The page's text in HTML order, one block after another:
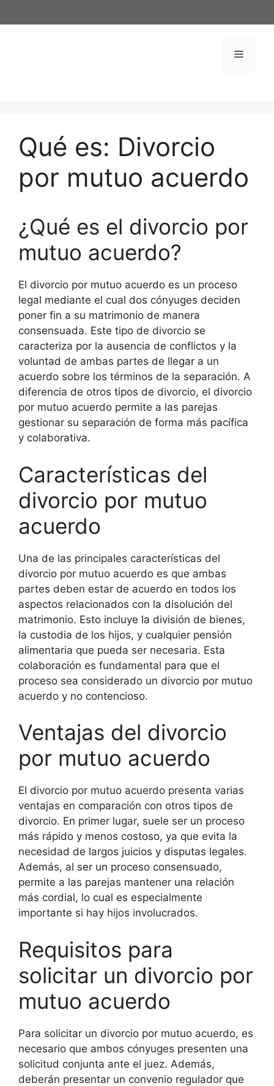
al
Menú
Qué es: Divorcio
por mutuo acuerdo
¿Qué es el divorcio por
mutuo acuerdo?
El divorcio por mutuo acuerdo es un proceso
legal mediante el cual dos cónyuges deciden
poner fin a su matrimonio de manera
consensuada. Este tipo de divorcio se
caracteriza por la ausencia de conflictos y la
voluntad de ambas partes de llegar a un
acuerdo sobre los términos de la separación. A
diferencia de otros tipos de divorcio, el divorcio
por mutuo acuerdo permite a las parejas
gestionar su separación de forma más pacífica
y colaborativa.
Características del
divorcio por mutuo
acuerdo
Una de las principales características del
divorcio por mutuo acuerdo es que ambas
partes deben estar de acuerdo en todos los
aspectos relacionados con la disolución del
matrimonio. Esto incluye la división de bienes,
la custodia de los hijos, y cualquier pensión
alimentaria que pueda ser necesaria. Esta
colaboración es fundamental para que el
proceso sea considerado un divorcio por mutuo
acuerdo y no contencioso.
Ventajas del divorcio
por mutuo acuerdo
El divorcio por mutuo acuerdo presenta varias
ventajas en comparación con otros tipos de
divorcio. En primer lugar, suele ser un proceso
más rápido y menos costoso, ya que evita la
necesidad de largos juicios y disputas legales.
Además, al ser un proceso consensuado,
permite a las parejas mantener una relación
más cordial, lo cual es especialmente
importante si hay hijos involucrados.
Requisitos para
solicitar un divorcio por
mutuo acuerdo
Para solicitar un divorcio por mutuo acuerdo, es
necesario que ambos cónyuges presenten una
solicitud conjunta ante el juez. Además,
deberán presentar un convenio regulador que